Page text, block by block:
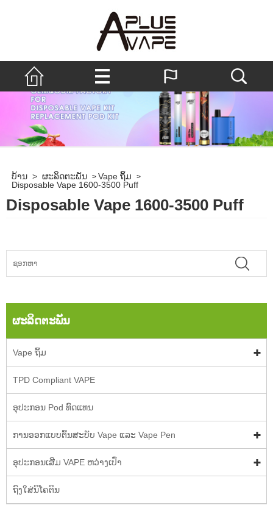
ບ້ານ > ຜະລິດຕະພັນ > Vape ຖິ້ມ >
Disposable Vape 1600-3500 Puff
Disposable Vape 1600-3500 Puff
ຜະລິດຕະພັນ
Vape ຖິ້ມ
TPD Compliant VAPE
ອຸປະກອນ Pod ທົດແທນ
ການອອກແບບຕົ້ນສະບັບ Vape ແລະ Vape Pen
ອຸປະກອນເສີມ VAPE ຫວ່າງເປົ່າ
ຖົງໃສ່ນິໂຄຕິນ